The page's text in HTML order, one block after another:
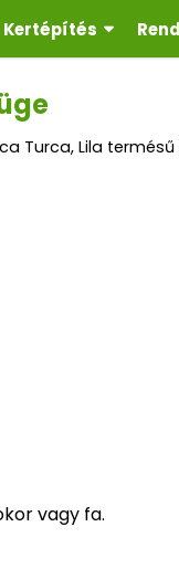
Kertépítés
Turca, Lila
vagy fa.